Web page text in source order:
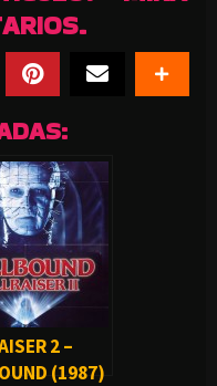
2 –
(1987)